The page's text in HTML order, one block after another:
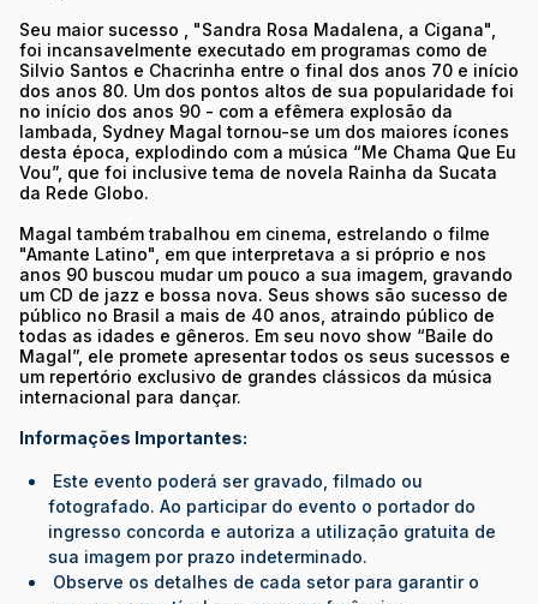
Seu maior sucesso , "Sandra Rosa Madalena, a Cigana",
foi incansavelmente executado em programas como de
Silvio Santos e Chacrinha entre o final dos anos 70 e início
dos anos 80. Um dos pontos altos de sua popularidade foi
no início dos anos 90 - com a efêmera explosão da
lambada, Sydney Magal tornou-se um dos maiores ícones
desta época, explodindo com a música “Me Chama Que Eu
Vou”, que foi inclusive tema de novela Rainha da Sucata
da Rede Globo.
Magal também trabalhou em cinema, estrelando o filme
"Amante Latino", em que interpretava a si próprio e nos
anos 90 buscou mudar um pouco a sua imagem, gravando
um CD de jazz e bossa nova. Seus shows são sucesso de
público no Brasil a mais de 40 anos, atraindo público de
todas as idades e gêneros. Em seu novo show “Baile do
Magal”, ele promete apresentar todos os seus sucessos e
um repertório exclusivo de grandes clássicos da música
internacional para dançar.
Informações Importantes:
Este evento poderá ser gravado, filmado ou
fotografado. Ao participar do evento o portador do
ingresso concorda e autoriza a utilização gratuita de
sua imagem por prazo indeterminado.
Observe os detalhes de cada setor para garantir o